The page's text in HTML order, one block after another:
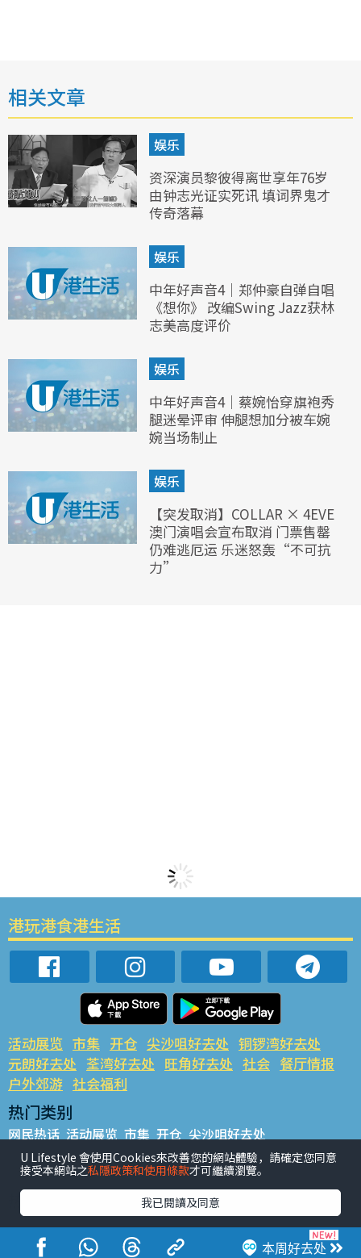
相关文章
娱乐
资深演员黎彼得离世享年76岁
由钟志光证实死讯 填词界鬼才
传奇落幕
娱乐
中年好声音4｜郑仲豪自弹自唱
《想你》 改编Swing Jazz获林
志美高度评价
娱乐
中年好声音4｜蔡婉怡穿旗袍秀
腿迷晕评审 伸腿想加分被车婉
婉当场制止
娱乐
【突发取消】COLLAR × 4EVE
澳门演唱会宣布取消 门票售罄
仍难逃厄运 乐迷怒轰“不可抗
力”
本周好去处
港玩港食港生活
活动展览 市集 开仓 尖沙咀好去处 铜锣湾好去处
元朗好去处 荃湾好去处 旺角好去处 社会 餐厅情报
户外郊游 社会福利
热门类别
网民热话 活动展览 市集 开仓 尖沙咀好去处
铜锣湾好去处 元朗好去处 荃湾好去处 旺角好去处 社会
餐厅情报 户外郊游
热门标签
#UGO揾好去处 #人气活动推介 #美食社群热话
#亲子玩乐好去处
#ULifestyle应用程式
#限时抢
U Lifestyle 會使用Cookies來改善您的網站體驗，請確定您同意
接受本網站之私隱政策和使用條款才可繼續瀏覽。
我已閱讀及同意